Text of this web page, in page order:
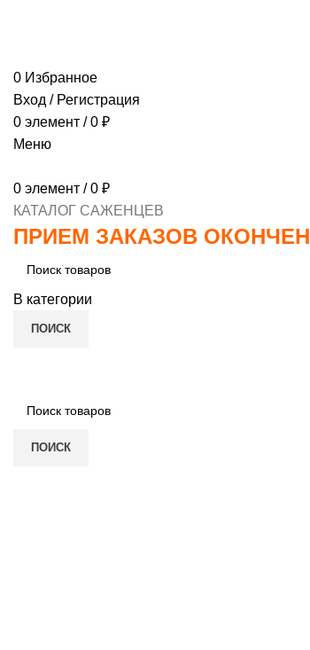
0 Избранное
Вход / Регистрация
0 элемент / 0 ₽
Меню
0 элемент / 0 ₽
КАТАЛОГ САЖЕНЦЕВ
ПРИЕМ ЗАКАЗОВ ОКОНЧЕН
В категории
ПОИСК
ПОИСК